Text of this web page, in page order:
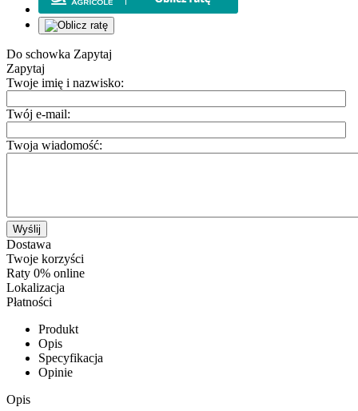
Do schowka Zapytaj
Zapytaj
Twoje imię i nazwisko:
Twój e-mail:
Twoja wiadomość:
Wyślij
Dostawa
Twoje korzyści
Raty 0% online
Lokalizacja
Płatności
Produkt
Opis
Specyfikacja
Opinie
Opis